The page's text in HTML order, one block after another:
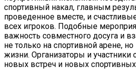
спортивный накал, главным
проведенное вместе, и
всех игроков. Подобные
важность совместного досуга и
не только на спортивной арене,
жизни. Организаторы и участники
новых встреч и новых